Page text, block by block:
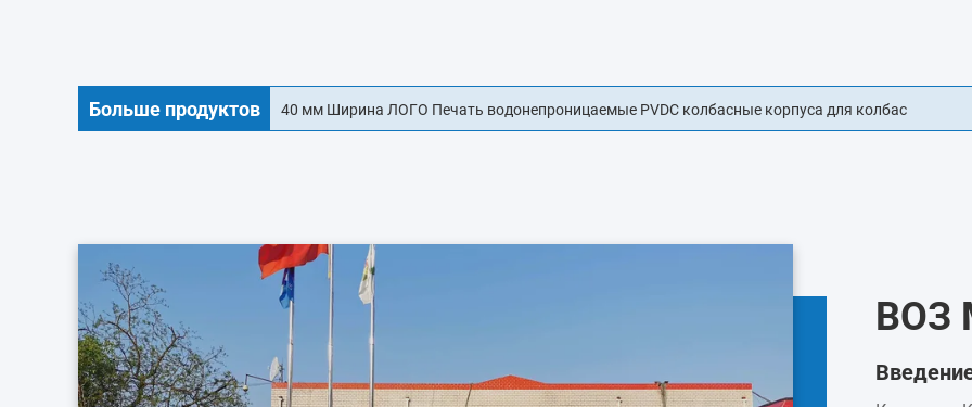
Больше продуктов Продовольственный OEM дизайн пластиковый колбасный корпус для колбас
ВОЗ